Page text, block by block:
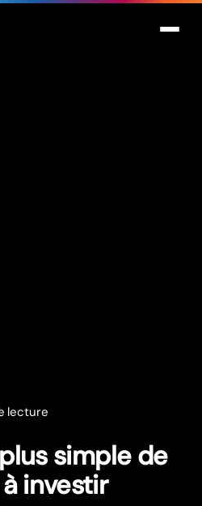
lecture
simple de
investir